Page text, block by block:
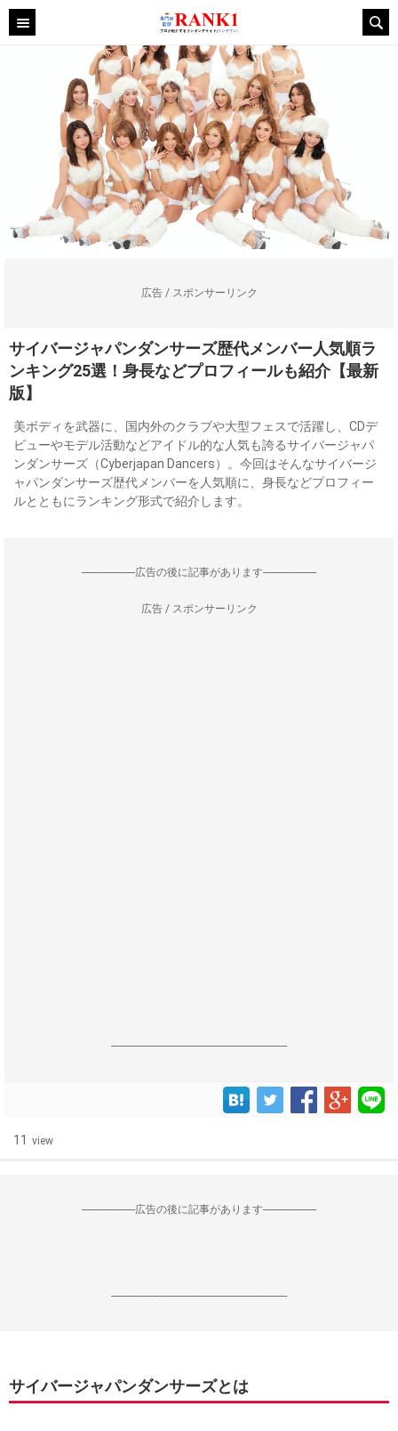
広告 / スポンサーリンク
サイバージャパンダンサーズ歴代メンバー人気順ラ
ンキング25選！身長などプロフィールも紹介【最新
版】
美ボディを武器に、国内外のクラブや大型フェスで活躍し、CDデ
ビューやモデル活動などアイドル的な人気も誇るサイバージャパ
ンダンサーズ（Cyberjapan Dancers）。今回はそんなサイバージ
ャパンダンサーズ歴代メンバーを人気順に、身長などプロフィー
ルとともにランキング形式で紹介します。
--------------------広告の後に記事があります--------------------
広告 / スポンサーリンク
------------------------------------------------------------------
11 view
--------------------広告の後に記事があります--------------------
------------------------------------------------------------------
サイバージャパンダンサーズとは